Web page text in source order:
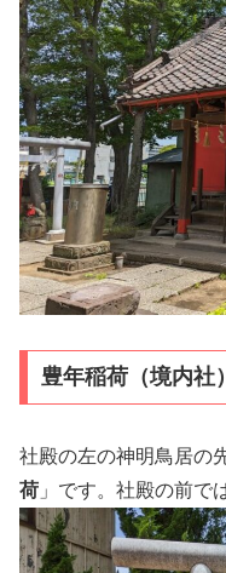
豊年稲荷（境内社）
社殿の左の神明鳥居の
荷 」です。社殿の前で